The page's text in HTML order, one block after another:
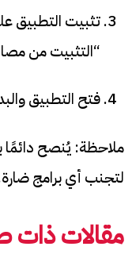
تثبيت التطبيق
“التثبيت من
فتح التطبيق
ملاحظة: يُنصح
لتجنب أي برامج
مقالات ذات